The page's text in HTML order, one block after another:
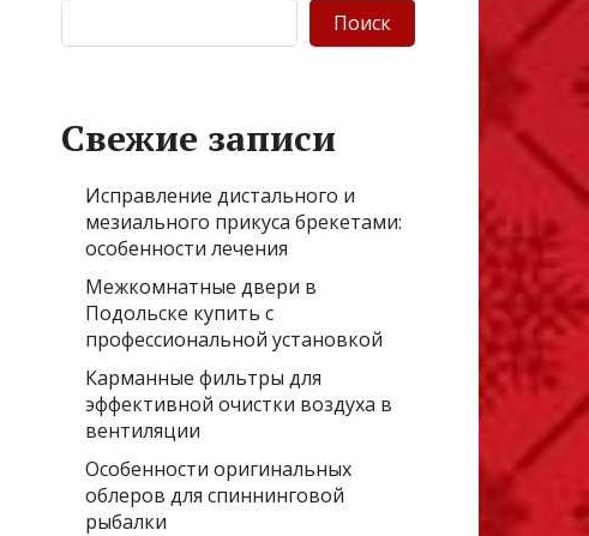
Поиск
Свежие записи
Исправление дистального и
мезиального прикуса брекетами:
особенности лечения
Межкомнатные двери в
Подольске купить с
профессиональной установкой
Карманные фильтры для
эффективной очистки воздуха в
вентиляции
Особенности оригинальных
облеров для спиннинговой
рыбалки